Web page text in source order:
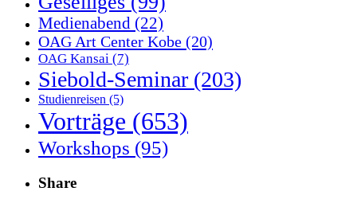
Medienabend (22)
OAG Art Center Kobe (20)
OAG Kansai (7)
Siebold-Seminar (203)
Studienreisen (5)
Vorträge (653)
Workshops (95)
Share